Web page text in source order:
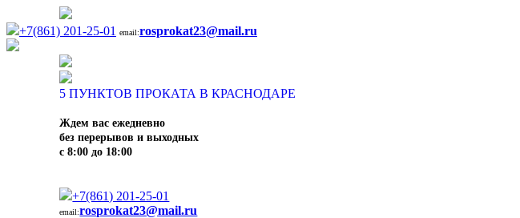
+7(861) 201-25-01 email:rosprokat23@mail.ru
5 ПУНКТОВ ПРОКАТА В КРАСНОДАРЕ
Ждем вас ежедневно
без перерывов и выходных
с 8:00 до 18:00
+7(861) 201-25-01
email:rosprokat23@mail.ru